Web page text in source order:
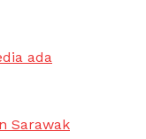
ada
Sarawak